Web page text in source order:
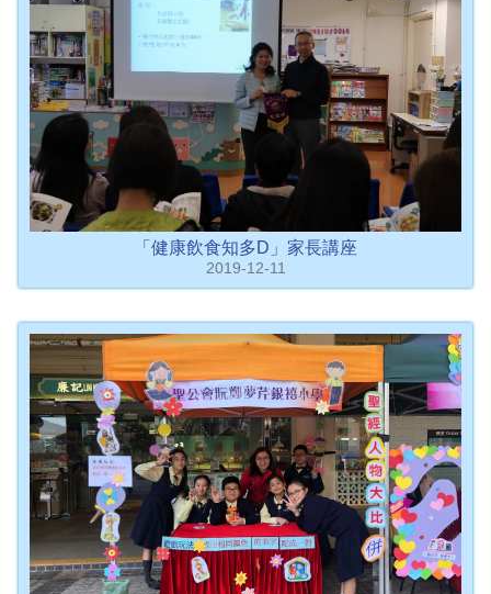
「健康飲食知多D」家長講座
2019-12-11